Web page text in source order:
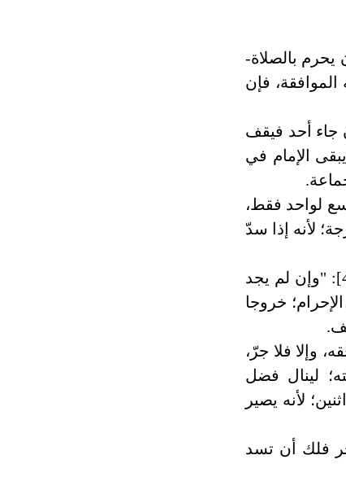
بالصلاة-
فإن
جاء أحد فيقف
الإمام في
لواحد فقط،
لأنه إذا سدّ
قال الخطيب الشربيني رحمه الله في [مغني المحتاج 1/ 494]: "وإن لم يجد
خروجا
وإلا فلا جرّ،
لينال فضل
لأنه يصير
فلك أن تسد